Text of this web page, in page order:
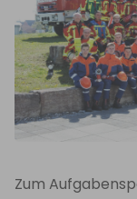
Zum